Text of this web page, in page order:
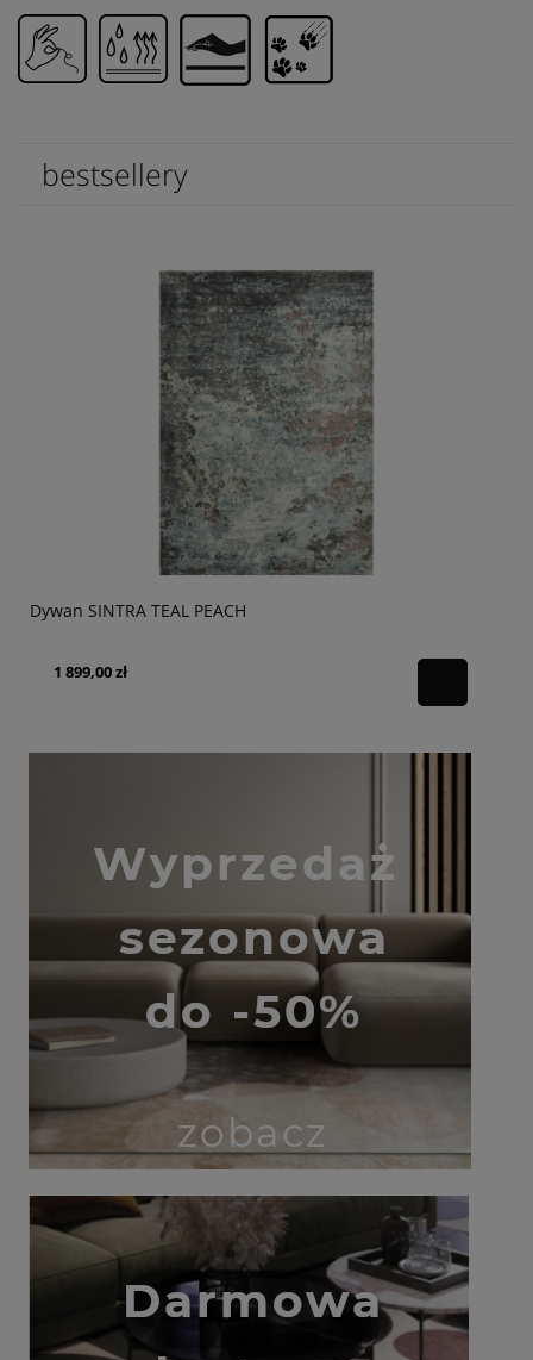
bestsellery
Dywan SINTRA TEAL PEACH
1 899,00 zł